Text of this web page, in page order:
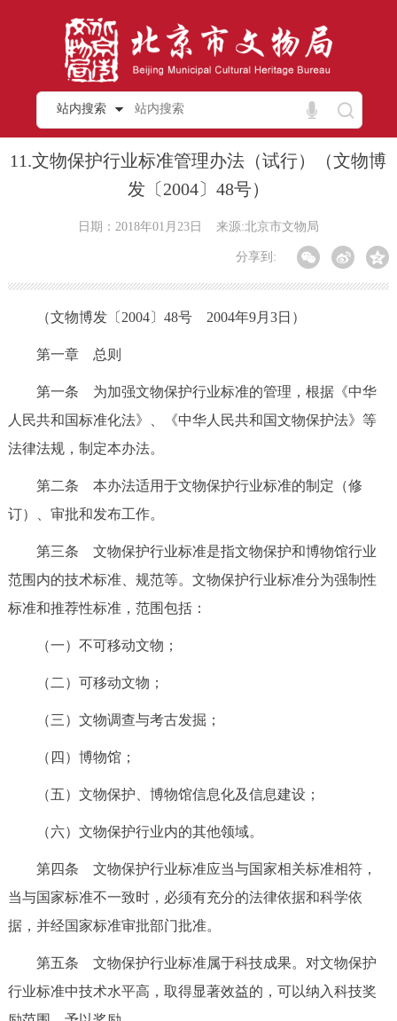
站内搜索
11.文物保护行业标准管理办法（试行）（文物博
发〔2004〕48号）
日期：2018年01月23日 来源:北京市文物局
分享到:
（文物博发〔2004〕48号 2004年9月3日）
第一章 总则
第一条 为加强文物保护行业标准的管理，根据《中华
人民共和国标准化法》、《中华人民共和国文物保护法》等
法律法规，制定本办法。
第二条 本办法适用于文物保护行业标准的制定（修
订）、审批和发布工作。
第三条 文物保护行业标准是指文物保护和博物馆行业
范围内的技术标准、规范等。文物保护行业标准分为强制性
标准和推荐性标准，范围包括：
（一）不可移动文物；
（二）可移动文物；
（三）文物调查与考古发掘；
（四）博物馆；
（五）文物保护、博物馆信息化及信息建设；
（六）文物保护行业内的其他领域。
第四条 文物保护行业标准应当与国家相关标准相符，
当与国家标准不一致时，必须有充分的法律依据和科学依
据，并经国家标准审批部门批准。
第五条 文物保护行业标准属于科技成果。对文物保护
行业标准中技术水平高，取得显著效益的，可以纳入科技奖